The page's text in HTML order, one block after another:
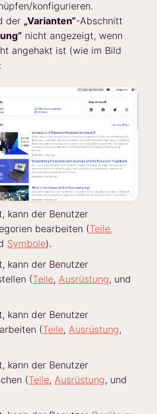
konfigurieren.
der „Varianten“-Abschnitt
nicht angezeigt, wenn
angehakt ist (wie im Bild
kann der Benutzer
bearbeiten (Teile,
Symbole).
kann der Benutzer
(Teile, Ausrüstung, und
kann der Benutzer
(Teile, Ausrüstung,
kann der Benutzer
(Teile, Ausrüstung, und